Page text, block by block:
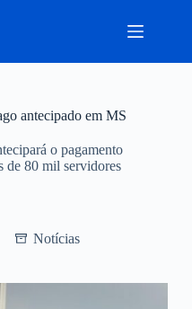
antecipado em MS
o pagamento
de 80 mil servidores
Notícias